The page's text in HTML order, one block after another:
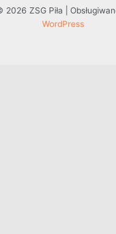
ZSG Piła |
WordPress